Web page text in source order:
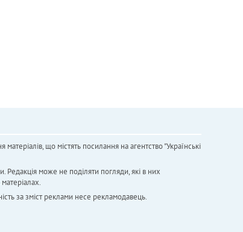
що містять посилання на агентство "Українськi
Редакція може не поділяти погляди, які в них
за зміст реклами несе рекламодавець.